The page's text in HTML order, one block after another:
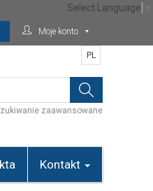
Moje konto
zaawansowane
PL
Kontakt
Select Language